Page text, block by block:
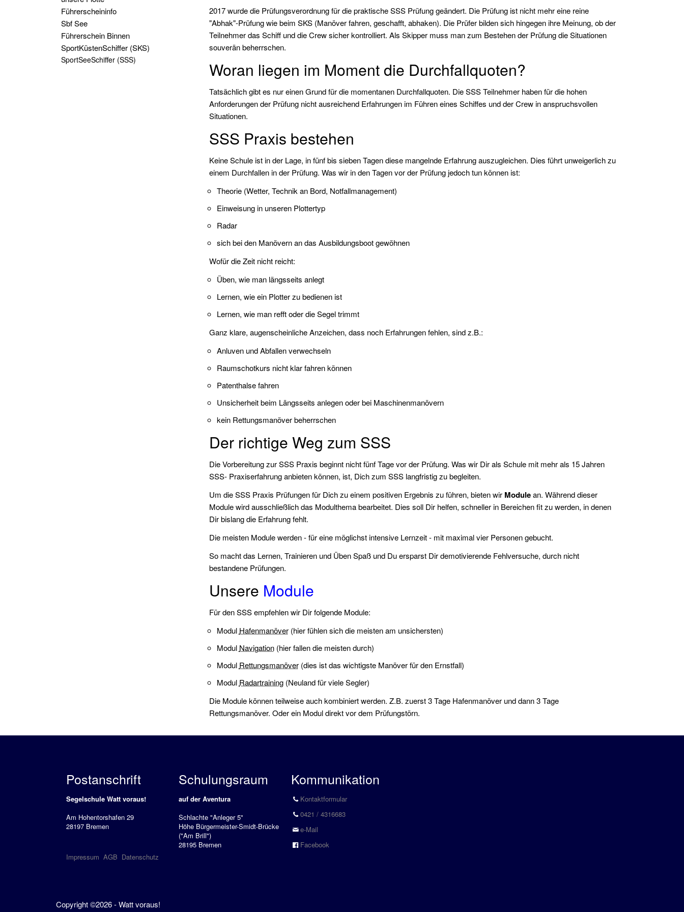
2017 wurde die Prüfungsverordnung für die praktische SSS Prüfung geändert. Die Prüfung ist nicht mehr eine reine
"Abhak"-Prüfung wie beim SKS (Manöver fahren, geschafft, abhaken). Die Prüfer bilden sich hingegen ihre Meinung, ob der
Teilnehmer das Schiff und die Crew sicher kontrolliert. Als Skipper muss man zum Bestehen der Prüfung die Situationen
souverän beherrschen.
Woran liegen im Moment die Durchfallquoten?
Tatsächlich gibt es nur einen Grund für die momentanen Durchfallquoten. Die SSS Teilnehmer haben für die hohen
Anforderungen der Prüfung nicht ausreichend Erfahrungen im Führen eines Schiffes und der Crew in anspruchsvollen
Situationen.
SSS Praxis bestehen
Keine Schule ist in der Lage, in fünf bis sieben Tagen diese mangelnde Erfahrung auszugleichen. Dies führt unweigerlich zu
einem Durchfallen in der Prüfung. Was wir in den Tagen vor der Prüfung jedoch tun können ist:
Theorie (Wetter, Technik an Bord, Notfallmanagement)
Einweisung in unseren Plottertyp
Radar
sich bei den Manövern an das Ausbildungsboot gewöhnen
Wofür die Zeit nicht reicht:
Üben, wie man längsseits anlegt
Lernen, wie ein Plotter zu bedienen ist
Lernen, wie man refft oder die Segel trimmt
Ganz klare, augenscheinliche Anzeichen, dass noch Erfahrungen fehlen, sind z.B.:
Anluven und Abfallen verwechseln
Raumschotkurs nicht klar fahren können
Patenthalse fahren
Unsicherheit beim Längsseits anlegen oder bei Maschinenmanövern
kein Rettungsmanöver beherrschen
Der richtige Weg zum SSS
Die Vorbereitung zur SSS Praxis beginnt nicht fünf Tage vor der Prüfung. Was wir Dir als Schule mit mehr als 15 Jahren
SSS- Praxiserfahrung anbieten können, ist, Dich zum SSS langfristig zu begleiten.
Um die SSS Praxis Prüfungen für Dich zu einem positiven Ergebnis zu führen, bieten wir Modulean. Während dieser
Module wird ausschließlich das Modulthema bearbeitet. Dies soll Dir helfen, schneller in Bereichen fit zu werden, in denen
Dir bislang die Erfahrung fehlt.
Die meisten Module werden - für eine möglichst intensive Lernzeit - mit maximal vier Personen gebucht.
So macht das Lernen, Trainieren und Üben Spaß und Du ersparst Dir demotivierende Fehlversuche, durch nicht
bestandene Prüfungen.
Unsere Module
Für den SSS empfehlen wir Dir folgende Module:
Modul Hafenmanöver(hier fühlen sich die meisten am unsichersten)
Modul Navigation(hier fallen die meisten durch)
Modul Rettungsmanöver(dies ist das wichtigste Manöver für den Ernstfall)
Modul Radartraining(Neuland für viele Segler)
Die Module können teilweise auch kombiniert werden. Z.B. zuerst 3 Tage Hafenmanöver und dann 3 Tage
Rettungsmanöver. Oder ein Modul direkt vor dem Prüfungstörn.
Führerscheininfo
Sbf See
Führerschein Binnen
SportKüstenSchiffer (SKS)
SportSeeSchiffer (SSS)
Postanschrift
Segelschule Watt voraus!
Am Hohentorshafen 29
28197 Bremen
Impressum AGB Datenschutz
Schulungsraum
auf der Aventura
Schlachte "Anleger 5"
Höhe Bürgermeister-Smidt-Brücke
("Am Brill")
28195 Bremen
Kommunikation
Kontaktformular
0421 / 4316683
e-Mail
Facebook
Copyright ©2026 - Watt voraus!